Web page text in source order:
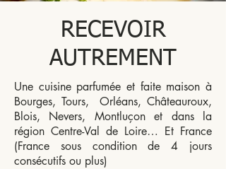
RECEVOIR
AUTREMENT
Une cuisine parfumée et faite maison à
Bourges, Tours, Orléans, Châteauroux,
Blois, Nevers, Montluçon et dans la
région Centre-Val de Loire… Et France
(France sous condition de 4 jours
consécutifs ou plus)